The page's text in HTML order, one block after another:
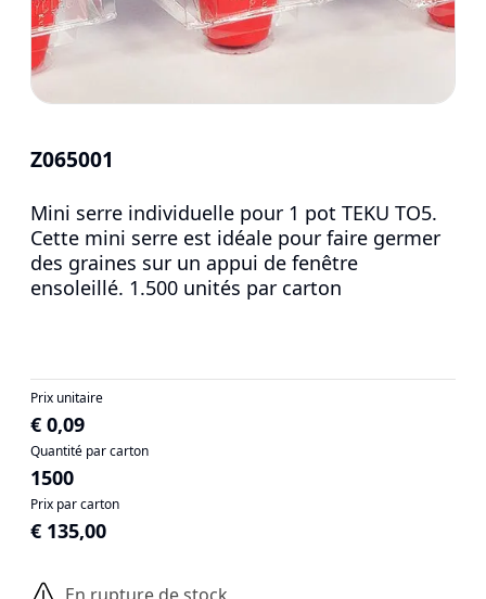
Z065001
Mini serre individuelle pour 1 pot TEKU TO5.
Cette mini serre est idéale pour faire germer
des graines sur un appui de fenêtre
ensoleillé. 1.500 unités par carton
Prix unitaire
€ 0,09
Quantité par carton
1500
Prix par carton
€ 135,00
En rupture de stock